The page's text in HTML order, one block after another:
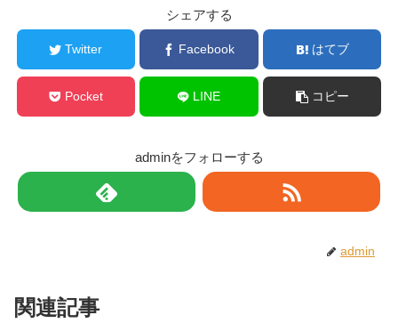
シェアする
Twitter Facebook はてブ
Pocket LINE コピー
adminをフォローする
admin
関連記事